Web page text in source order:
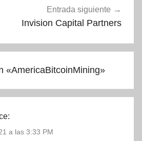
Entrada siguiente
Invision Capital Partners
«AmericaBitcoinMining»
a las 3:33 PM